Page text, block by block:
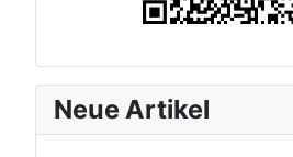
Neue Artikel